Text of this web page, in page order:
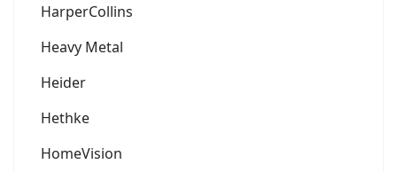
HarperCollins
Heavy Metal
Heider
Hethke
HomeVision